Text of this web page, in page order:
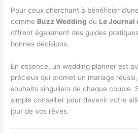
Pour ceux cherchant à bénéficier
comme Buzz Wedding ou Le Journal
offrent également des guides
bonnes décisions.
En essence, un wedding planner est
précieux qui promet un mariage
souhaits singuliers de chaque couple.
simple conseiller pour devenir votre
jour de vos rêves.